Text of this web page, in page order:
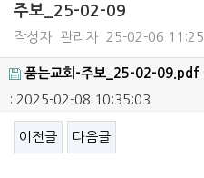
주보_25-02-09
작성자 관리자 25-02-06 11:25
품는교회-주보_25-02-09.pdf
: 2025-02-08 10:35:03
이전글 다음글